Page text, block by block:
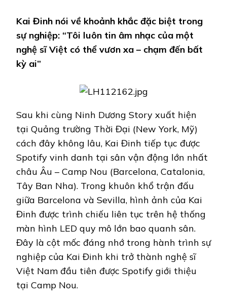
SẺ
ĐỘNG
VỀ
Kai Đinh nói về khoảnh khắc đặc biệt trong
sự nghiệp: “Tôi luôn tin âm nhạc của một
nghệ sĩ Việt có thể vươn xa – chạm đến bất
kỳ ai”
Sau khi cùng Ninh Dương Story xuất hiện
tại Quảng trường Thời Đại (New York, Mỹ)
cách đây không lâu, Kai Đinh tiếp tục được
Spotify vinh danh tại sân vận động lớn nhất
châu Âu – Camp Nou (Barcelona, Catalonia,
Tây Ban Nha). Trong khuôn khổ trận đấu
giữa Barcelona và Sevilla, hình ảnh của Kai
Đinh được trình chiếu liên tục trên hệ thống
màn hình LED quy mô lớn bao quanh sân.
Đây là cột mốc đáng nhớ trong hành trình sự
nghiệp của Kai Đinh khi trở thành nghệ sĩ
Việt Nam đầu tiên được Spotify giới thiệu
tại Camp Nou.